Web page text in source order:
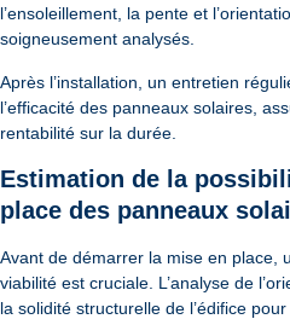
l’ensoleillement, la pente et
soigneusement analysés.
Après l’installation, un entretien
l’efficacité des panneaux solaires,
rentabilité sur la durée.
Estimation de la
place des panneaux
Avant de démarrer la mise en place,
viabilité est cruciale. L’analyse de
la solidité structurelle de l’édifice